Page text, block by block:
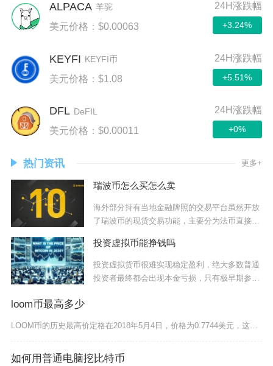
ALPACA 羊驼
美元价格：$0.00063
24H涨跌幅
+3.24%
KEYFI KEYFI币
美元价格：$1.08
24H涨跌幅
+5.51%
DFL DeFIL
美元价格：$0.00011
24H涨跌幅
+0%
热门资讯 更多+
瑞波币怎么买怎么卖
海外部分持有当地金融牌照的交易平台虽然开放
了瑞波币的现货交易功能，主要分为法币直接交
投资虚拟币能挣钱吗
投资虚拟货币很难实现稳定盈利，绝大多数普通
投资者最终都会出现本金亏损，只有极早期参与
loom币最高多少
LOOM币的历史最高价定格在2018年5月4日，价格为0.7744美元，这一价位是其诞生至
如何用普通电脑挖比特币